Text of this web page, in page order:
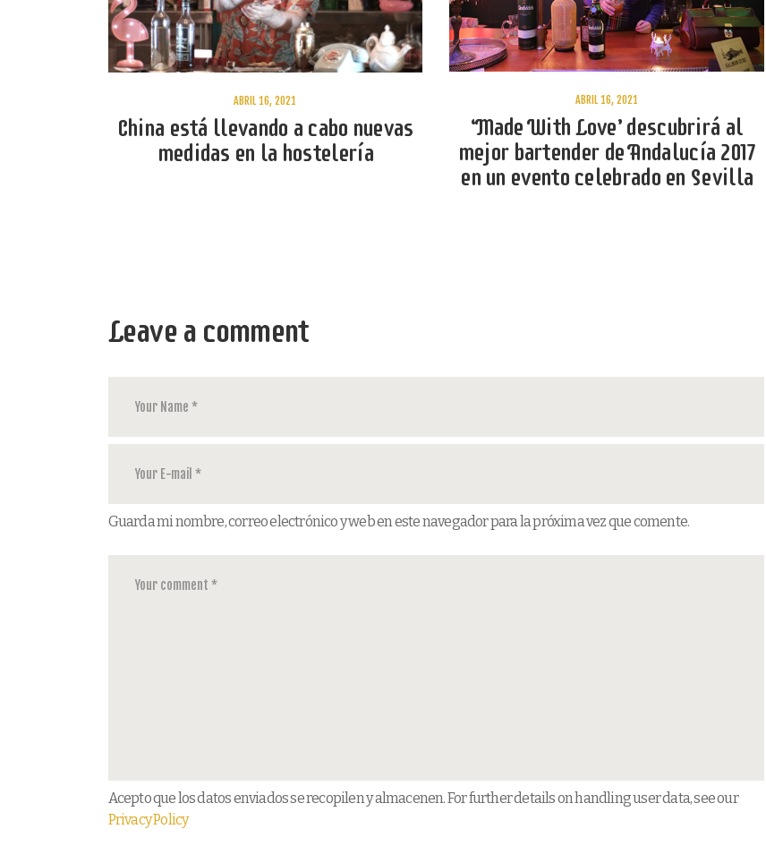
ABRIL 16, 2021
China está llevando a cabo nuevas
medidas en la hostelería
ABRIL 16, 2021
‘Made With Love’ descubrirá al
mejor bartender de Andalucía 2017
en un evento celebrado en Sevilla
Leave a comment
Guarda mi nombre, correo electrónico y web en este navegador para la próxima vez que comente.
Acepto que los datos enviados se recopilen y almacenen. For further details on handling user data, see our
Privacy Policy